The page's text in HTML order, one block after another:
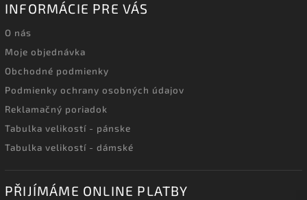
INFORMÁCIE PRE VÁS
O nás
Moje objednávka
Obchodné podmienky
Podmienky ochrany osobných údajov
Reklamačný poriadok
Tabulka velikostí - pánske
Tabulka velikostí - dámské
PŘIJÍMÁME ONLINE PLATBY